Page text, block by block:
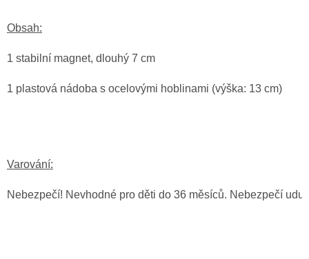
Obsah:
1 stabilní magnet, dlouhý 7 cm
1 plastová nádoba s ocelovými hoblinami (výška: 13 cm)
Varování:
Nebezpečí! Nevhodné pro děti do 36 měsíců. Nebezpečí